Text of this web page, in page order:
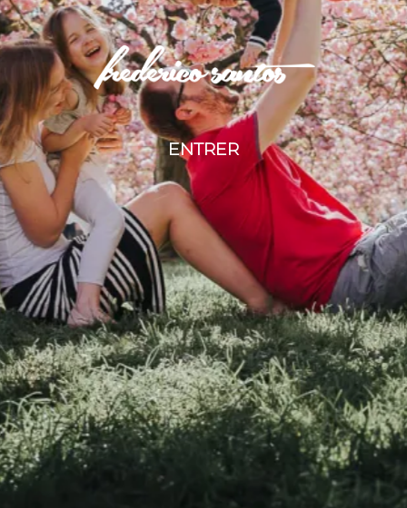
ENTRER